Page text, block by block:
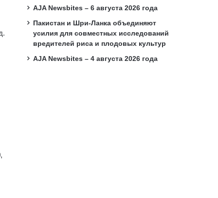
AJA Newsbites – 6 августа 2026 года
Пакистан и Шри-Ланка объединяют
усилия для совместных исследований
вредителей риса и плодовых культур
AJA Newsbites – 4 августа 2026 года